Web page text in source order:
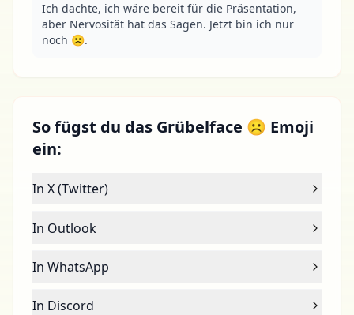
Ich dachte, ich wäre bereit für die Präsentation,
aber Nervosität hat das Sagen. Jetzt bin ich nur
noch ☹.
So fügst du das Grübelface ☹ Emoji
ein:
In X (Twitter)
In Outlook
In WhatsApp
In Discord